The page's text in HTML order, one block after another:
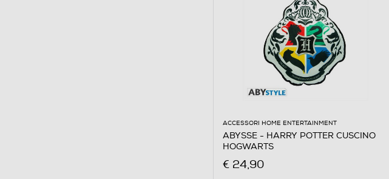
ACCESSORI HOME ENTERTAINMENT
ABYSSE - HARRY POTTER CUSCINO
HOGWARTS
€ 24,90